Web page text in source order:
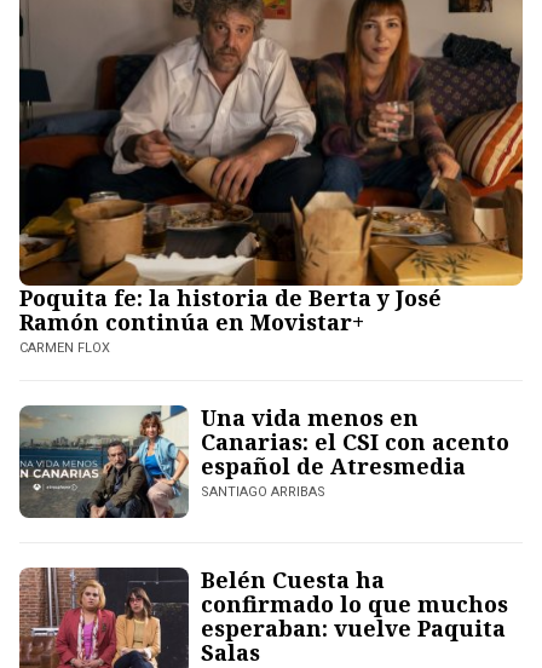
Poquita fe: la historia de Berta y José
Ramón continúa en Movistar+
CARMEN FLOX
Una vida menos en
Canarias: el CSI con acento
español de Atresmedia
SANTIAGO ARRIBAS
Belén Cuesta ha
confirmado lo que muchos
esperaban: vuelve Paquita
Salas